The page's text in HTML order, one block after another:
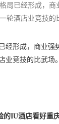
局已经形成，
轮酒店业竞技的
经形成，商业
业竞技的比武场。
的IU酒店看好重